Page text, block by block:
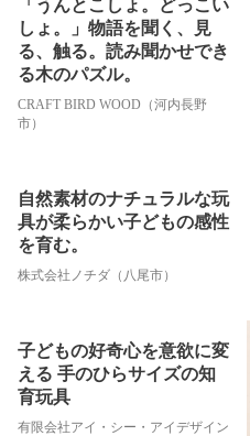
「うんとこしょ。どっこい
しょ。」物語を聞く、見
る、触る。読み聞かせでき
る木のパズル。
CRAFT BIRD WOOD（河内長野
市）
自然素材のナチュラルな玩
具が柔らかい子どもの感性
を育む。
株式会社ノチダ（八尾市）
子どもの好奇心を意欲に変
える 手のひらサイズの知
育玩具
有限会社アイ・シー・アイデザイン